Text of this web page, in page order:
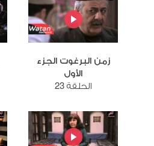
زمن البرغوت الجزء
الأول
الحلقة 23